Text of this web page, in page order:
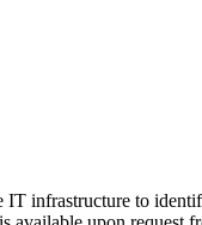
infrastructure to